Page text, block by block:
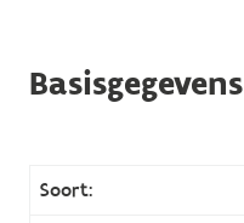
Basisgegevens
Soort: